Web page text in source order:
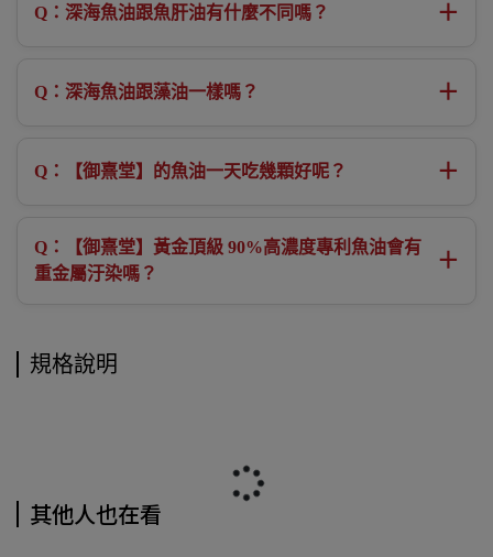
Q：深海魚油跟魚肝油有什麼不同嗎？ ＋
Q：深海魚油跟藻油一樣嗎？ ＋
Q：【御熹堂】的魚油一天吃幾顆好呢？ ＋
Q：【御熹堂】黃金頂級 90%高濃度專利魚油會有
重金屬汙染嗎？
＋
規格說明
其他人也在看